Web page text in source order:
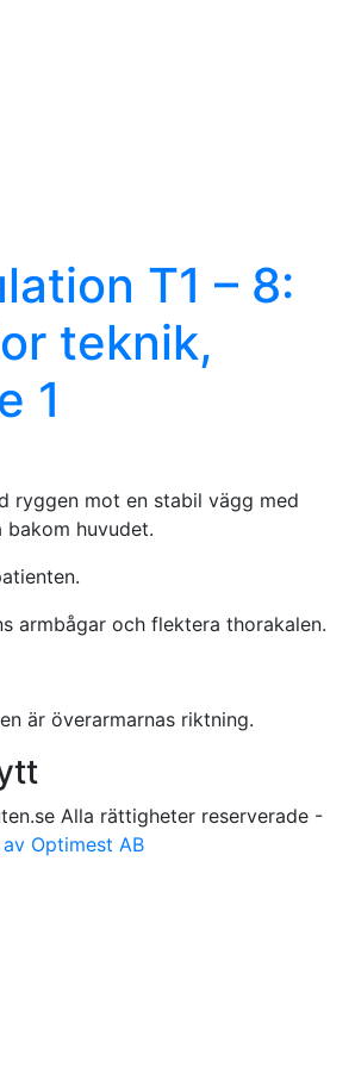
T1 – 8:
teknik,
1
ryggen mot en stabil vägg med
bakom huvudet.
armbågar och flektera thorakalen.
är överarmarnas riktning.
Alla rättigheter reserverade -
Optimest AB